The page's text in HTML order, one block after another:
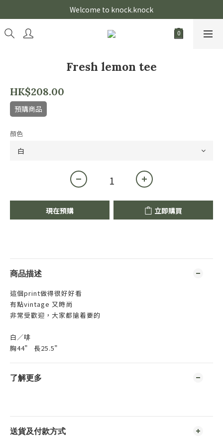
Welcome to knock.knock
Fresh lemon tee
HK$208.00
預購商品
顏色
現在預購 立即購買
商品描述
這個print做得很好好看
有點vintage 又時尚
非常受歡迎， 大家都搶着要的
白／啡
胸44” 長25.5”
了解更多
送貨及付款方式